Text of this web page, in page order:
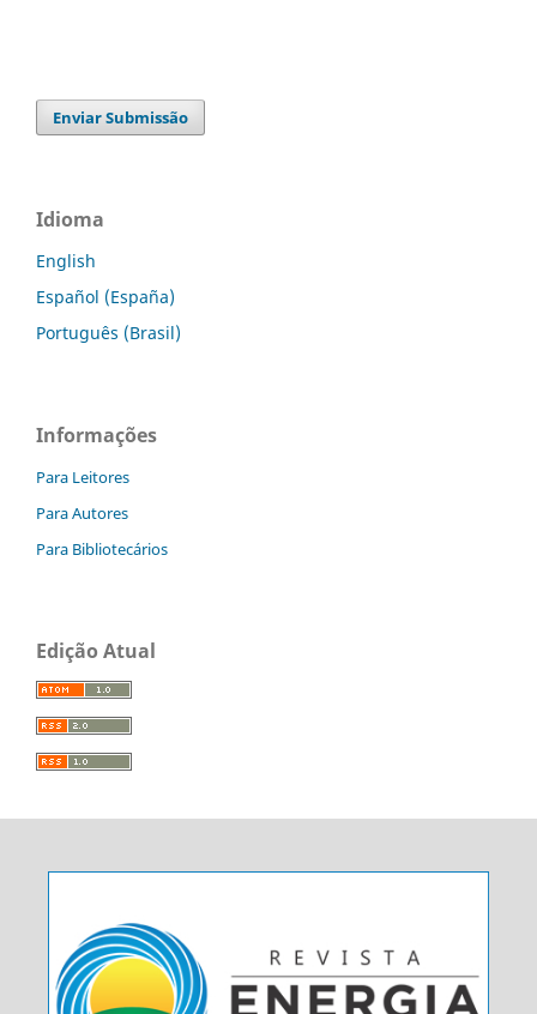
Enviar Submissão
Idioma
English
Español (España)
Português (Brasil)
Informações
Para Leitores
Para Autores
Para Bibliotecários
Edição Atual